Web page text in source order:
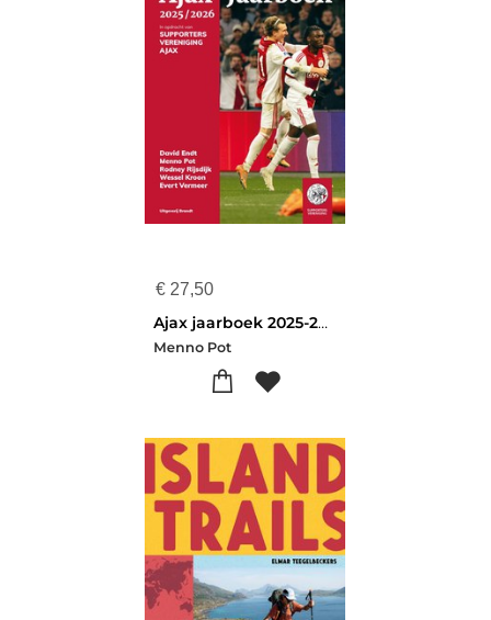
€ 27,50
Ajax jaarboek 2025-2026
Menno Pot